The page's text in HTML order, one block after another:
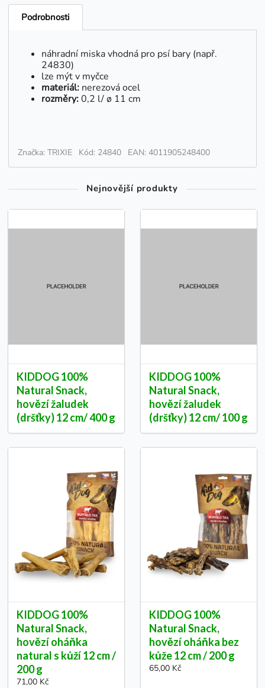
Podrobnosti
náhradní miska vhodná pro psí bary (např.
24830)
lze mýt v myčce
materiál: nerezová ocel
rozměry:0,2 l/ ø 11 cm
Značka: TRIXIE Kód: 24840 EAN: 4011905248400
Nejnovější produkty
KIDDOG 100%
Natural Snack,
hovězí žaludek
(dršťky) 12 cm/ 400 g
KIDDOG 100%
Natural Snack,
hovězí žaludek
(dršťky) 12 cm/ 100 g
KIDDOG 100%
Natural Snack,
hovězí oháňka
natural s kůží 12 cm /
200 g
71,00 Kč
KIDDOG 100%
Natural Snack,
hovězí oháňka bez
kůže 12 cm / 200 g
65,00 Kč